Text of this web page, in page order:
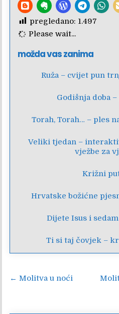
pregledano: 1.497
Please wait...
možda vas zanima
Ruža – cvijet pun
Godišnja doba
Torah, Torah… – ples
Veliki tjedan –
vježbe za
Križni
Hrvatske božićne
Dijete Isus i
Ti si taj čovjek –
Navigacija
← Molitva u noći